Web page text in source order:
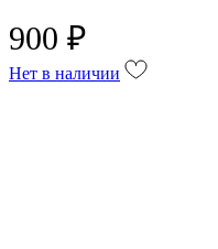
900 ₽
Нет в наличии